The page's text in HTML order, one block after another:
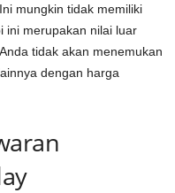
mungkin tidak memiliki
ini merupakan nilai luar
tidak akan menemukan
dengan harga